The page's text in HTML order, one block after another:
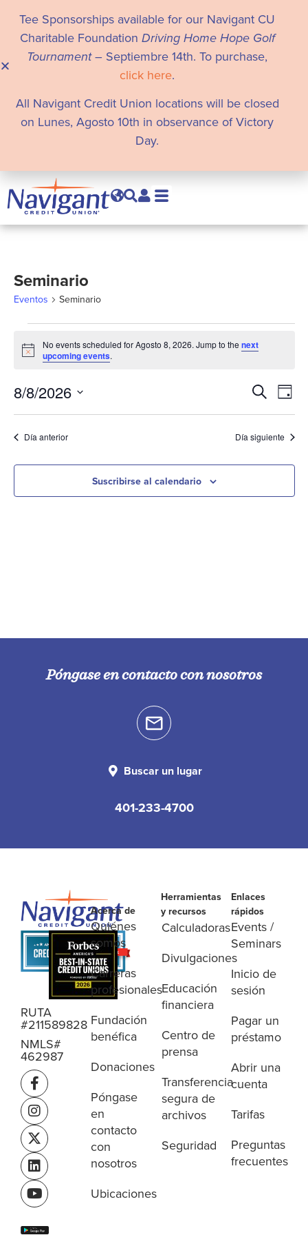
Tee Sponsorships available for our Navigant CU
Charitable Foundation Driving Home Hope Golf
Tournament– Septiembre 14th. To purchase,
click here.
All Navigant Credit Union locations will be closed
on Lunes, Agosto 10th in observance of Victory
Day.
Seminario
Eventos Seminario
Notice
No events scheduled for Agosto 8, 2026. Jump to thenext
upcoming events.
y
vistas
Buscar en
las
Día
8/8/2026
Seleccione
fecha.
Día anterior Día siguiente
Suscribirse al calendario
Póngase en contacto con nosotros
Buscar un lugar
401-233-4700
RUTA
#211589828
NMLS#
462987
Acerca de
Quiénes
somos
Carreras
profesionales
Fundación
benéfica
Donaciones
Póngase
en
contacto
con
nosotros
Ubicaciones
Herramientas
y recursos
Calculadoras
Divulgaciones
Educación
financiera
Centro de
prensa
Transferencia
segura de
archivos
Seguridad
Enlaces
rápidos
Events /
Seminars
Inicio de
sesión
Pagar un
préstamo
Abrir una
cuenta
Tarifas
Preguntas
frecuentes